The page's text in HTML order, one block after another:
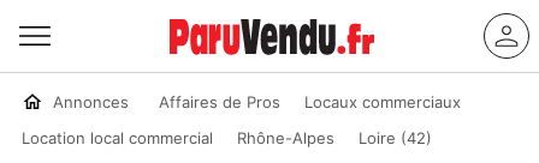
Annonces Affaires de Pros
Locaux commerciaux
Location local commercial
Rhône-Alpes
Loire (42)